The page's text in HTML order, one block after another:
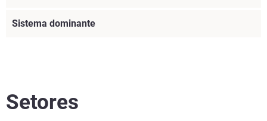
Sistema dominante
Setores